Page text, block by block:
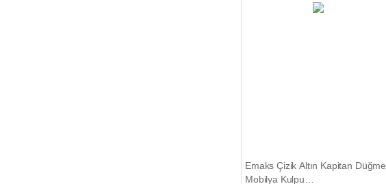
Emaks Çizik Altın Kapitan Düğme
Mobilya Kulpu